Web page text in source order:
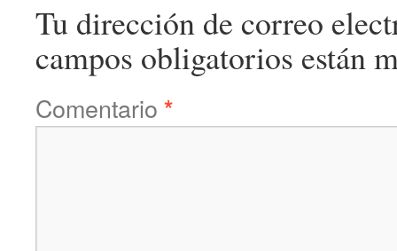
Tu dirección de correo
campos obligatorios están
Comentario *